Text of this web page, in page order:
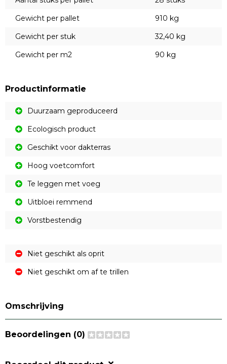
Gewicht per pallet
910 kg
Gewicht per stuk
32,40 kg
Gewicht per m2
90 kg
Productinformatie
Duurzaam geproduceerd
Ecologisch product
Geschikt voor dakterras
Hoog voetcomfort
Te leggen met voeg
Uitbloei remmend
Vorstbestendig
Niet geschikt als oprit
Niet geschikt om af te trillen
Omschrijving
Beoordelingen (0)